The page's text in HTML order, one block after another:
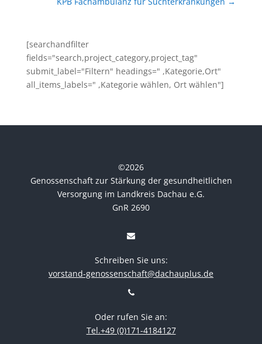
[searchandfilter
fields="search,project_category,project_tag"
submit_label="Filtern" headings=" ,Kategorie,Ort"
all_items_labels=" ,Kategorie wählen, Ort wählen"]
©2026
Genossenschaft zur Stärkung der gesundheitlichen
Versorgung im Landkreis Dachau e.G.
GnR 2690
Schreiben Sie uns:
vorstand-genossenschaft@dachauplus.de
Oder rufen Sie an:
Tel.+49 (0)171-4184127